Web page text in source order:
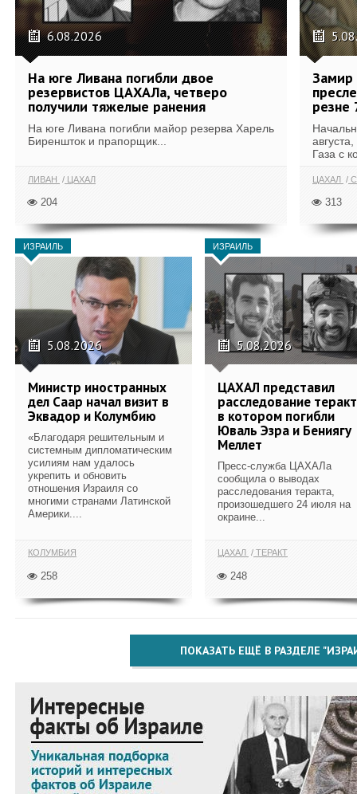
6.08.2026
На юге Ливана погибли двое
резервистов ЦАХАЛа, четверо
получили тяжелые ранения
На юге Ливана погибли майор резерва Харель
Биреншток и прапорщик...
ЛИВАН ЦАХАЛ
204
Замир
резне
Газа с
ЦАХАЛ
313
ИЗРАИЛЬ
5.08.2026
Министр иностранных
дел Саар начал визит в
Эквадор и Колумбию
«Благодаря решительным и
системным дипломатическим
усилиям нам удалось
укрепить и обновить
отношения Израиля со
многими странами Латинской
Америки....
КОЛУМБИЯ
258
ИЗРАИЛЬ
5.08.2026
ЦАХАЛ представил
расследование
в котором погибли
Юваль Эзра и Бениягу
Меллет
Пресс-служба ЦАХАЛа
сообщила о выводах
расследования теракта,
произошедшего 24 июля на
окраине...
ЦАХАЛ ТЕРАКТ
248
ПОКАЗАТЬ ЕЩЁ В РАЗДЕЛЕ